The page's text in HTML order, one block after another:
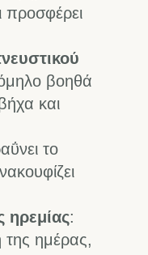
προσφέρει
βοηθά
και
το
ηρεμίας:
της ημέρας,